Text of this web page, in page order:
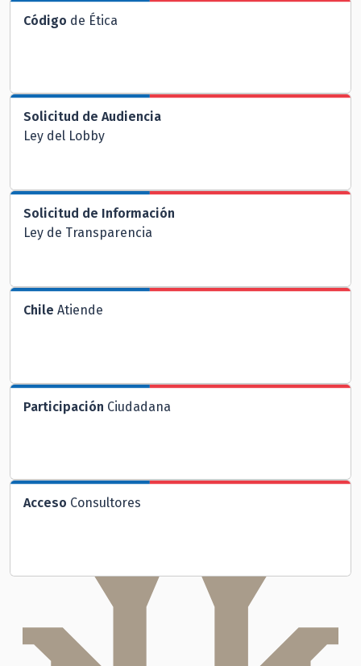
Código de Ética
Solicitud de Audiencia
Ley del Lobby
Solicitud de Información
Ley de Transparencia
Chile Atiende
Participación Ciudadana
Acceso Consultores